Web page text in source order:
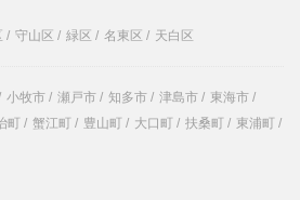
/ 守山区 / 緑区 / 名東区 / 天白区
小牧市 / 瀬戸市 / 知多市 / 津島市 / 東海市 /
町 / 蟹江町 / 豊山町 / 大口町 / 扶桑町 / 東浦町 /